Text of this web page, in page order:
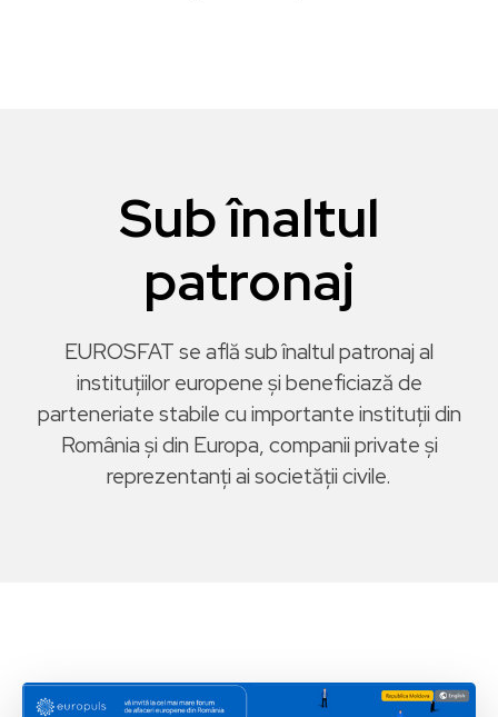
Sub înaltul
patronaj
EUROSFAT se află sub înaltul patronaj al
instituțiilor europene și beneficiază de
parteneriate stabile cu importante instituții din
România și din Europa, companii private și
reprezentanți ai societății civile.